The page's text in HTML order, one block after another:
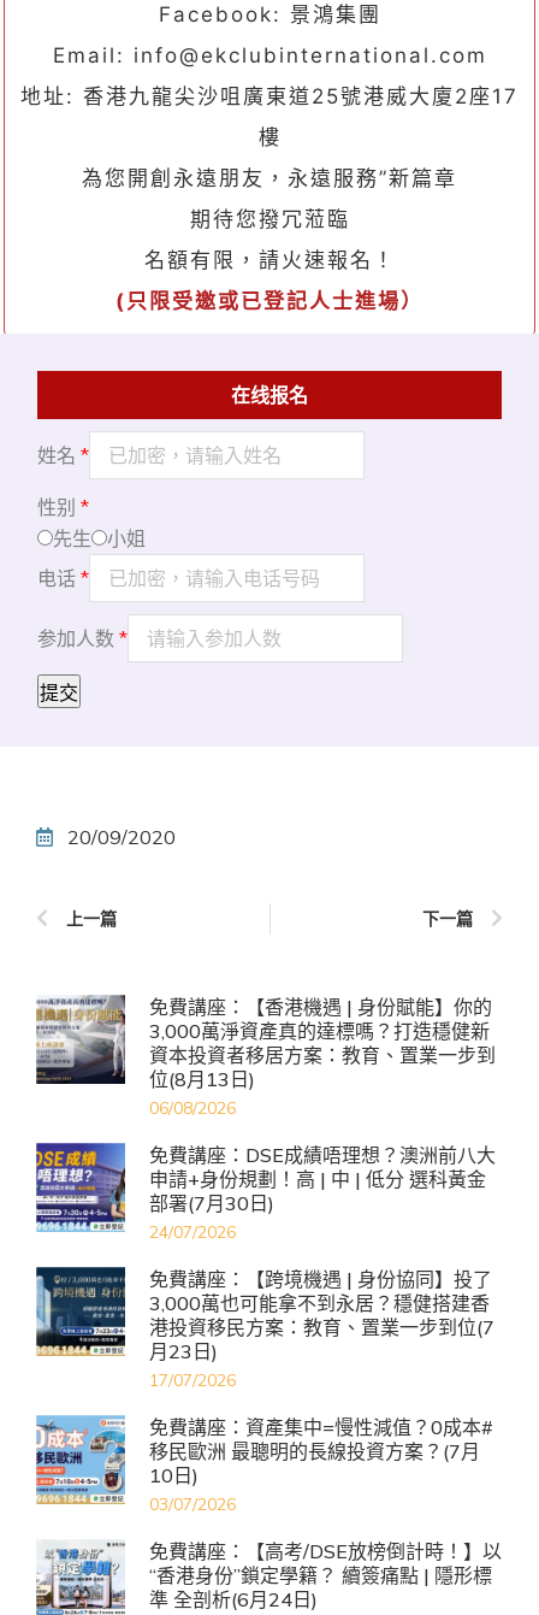
Facebook: 景鴻集團
Email: info@ekclubinternational.com
地址: 香港九龍尖沙咀廣東道25號港威大廈2座17
樓
為您開創永遠朋友，永遠服務”新篇章
期待您撥冗蒞臨
名額有限，請火速報名！
( 只限受邀或已登記人士進場）
在线报名
姓名 *
性别 *
先生
小姐
电话 *
参加人数 *
提交
20/09/2020
上一篇 下一篇
免費講座：【香港機遇 | 身份賦能】你的
3,000萬淨資產真的達標嗎？打造穩健新
資本投資者移居方案：教育、置業一步到
位(8月13日)
06/08/2026
免費講座：DSE成績唔理想？澳洲前八大
申請+身份規劃！高 | 中 | 低分 選科黃金
部署(7月30日)
24/07/2026
免費講座：【跨境機遇 | 身份協同】投了
3,000萬也可能拿不到永居？穩健搭建香
港投資移民方案：教育、置業一步到位(7
月23日)
17/07/2026
免費講座：資產集中=慢性減值？0成本#
移民歐洲 最聰明的長線投資方案？(7月
10日)
03/07/2026
免費講座：【高考/DSE放榜倒計時！】以
“香港身份”鎖定學籍？ 續簽痛點 | 隱形標
準 全剖析(6月24日)